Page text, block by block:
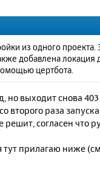
из одного
добавлена локация
цертбота.
но выходит снова
второго раза
согласен что
прилагаю ниже